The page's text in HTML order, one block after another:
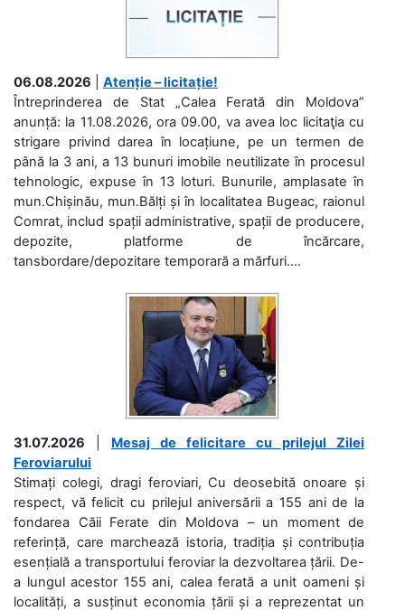
06.08.2026
Atenție – licitație!
Întreprinderea de Stat „Calea Ferată din Moldova”
anunță: la 11.08.2026, ora 09.00, va avea loc licitaţia cu
strigare privind darea în locațiune, pe un termen de
până la 3 ani, a 13 bunuri imobile neutilizate în procesul
tehnologic, expuse în 13 loturi. Bunurile, amplasate în
mun.Chișinău, mun.Bălți și în localitatea Bugeac, raionul
Comrat, includ spații administrative, spații de producere,
depozite, platforme de încărcare,
tansbordare/depozitare temporară a mărfuri....
31.07.2026
Mesaj de felicitare cu prilejul Zilei
Feroviarului
Stimați colegi, dragi feroviari, Cu deosebită onoare și
respect, vă felicit cu prilejul aniversării a 155 ani de la
fondarea Căii Ferate din Moldova – un moment de
referință, care marchează istoria, tradiția și contribuția
esențială a transportului feroviar la dezvoltarea țării. De-
a lungul acestor 155 ani, calea ferată a unit oameni și
localități, a susținut economia țării și a reprezentat un